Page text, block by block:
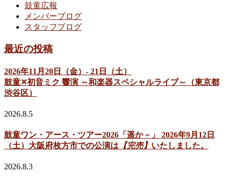
鼓童広報
メンバーブログ
スタッフブログ
最近の投稿
2026年11月20日（金）- 21日（土）
鼓童✕初音ミク 響演 ～和楽器スペシャルライブ～（東京都
渋谷区）
2026.8.5
鼓童ワン・アース・ツアー2026「遥か－」 2026年9月12日
（土）大阪府枚方市での公演は 【完売】 いたしました。
2026.8.3